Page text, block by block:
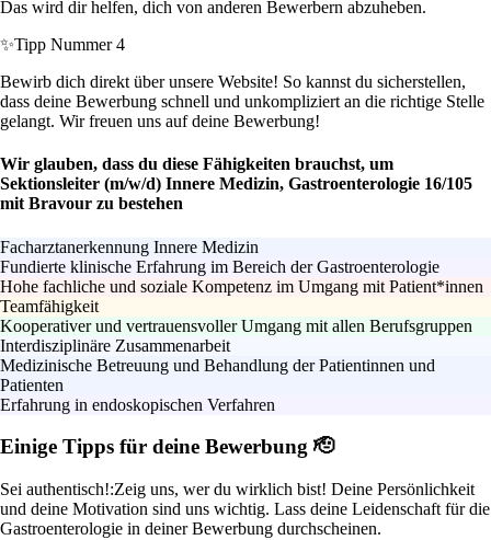
Das wird dir helfen, dich von anderen Bewerbern abzuheben.
✨Tipp Nummer 4
Bewirb dich direkt über unsere Website! So kannst du sicherstellen,
dass deine Bewerbung schnell und unkompliziert an die richtige Stelle
gelangt. Wir freuen uns auf deine Bewerbung!
Wir glauben, dass du diese Fähigkeiten brauchst, um
Sektionsleiter (m/w/d) Innere Medizin, Gastroenterologie 16/105
mit Bravour zu bestehen
Facharztanerkennung Innere Medizin
Fundierte klinische Erfahrung im Bereich der Gastroenterologie
Hohe fachliche und soziale Kompetenz im Umgang mit Patient*innen
Teamfähigkeit
Kooperativer und vertrauensvoller Umgang mit allen Berufsgruppen
Interdisziplinäre Zusammenarbeit
Medizinische Betreuung und Behandlung der Patientinnen und
Patienten
Erfahrung in endoskopischen Verfahren
Einige Tipps für deine Bewerbung 🫡
Sei authentisch!:Zeig uns, wer du wirklich bist! Deine Persönlichkeit
und deine Motivation sind uns wichtig. Lass deine Leidenschaft für die
Gastroenterologie in deiner Bewerbung durchscheinen.